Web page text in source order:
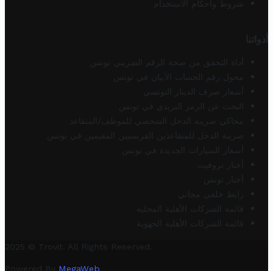
شروط وأحكام الاستخدام
أدواتنا
أداة التحقق من صحة الرقم الضريبي تونس
محول رقم الحساب الآيبان في تونس
أسعار صرف الدينار التونسي
البحث عن الرمز البريدي في تونس
محاكي ضريبة الدخل الشخصي للموظف/المتقاعد
ضريبة الدخل للمتقاعدين الفرنسيين المقيمين في تونس
أسعار السيارات الجديدة في تونس
أخبار تروفيت
أخبار تونس
رابط خلفي مجاني
قائمة الشركات الأهلية المحلية
قائمة الشركات الأهلية الجهوية
2025 © Trovit. All Rights Reserved.
Powered By MegaWeb